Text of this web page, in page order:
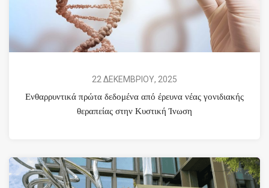
22 ΔΕΚΕΜΒΡΙΟΥ, 2025
Ενθαρρυντικά πρώτα δεδομένα από έρευνα νέας γονιδιακής
θεραπείας στην Κυστική Ίνωση